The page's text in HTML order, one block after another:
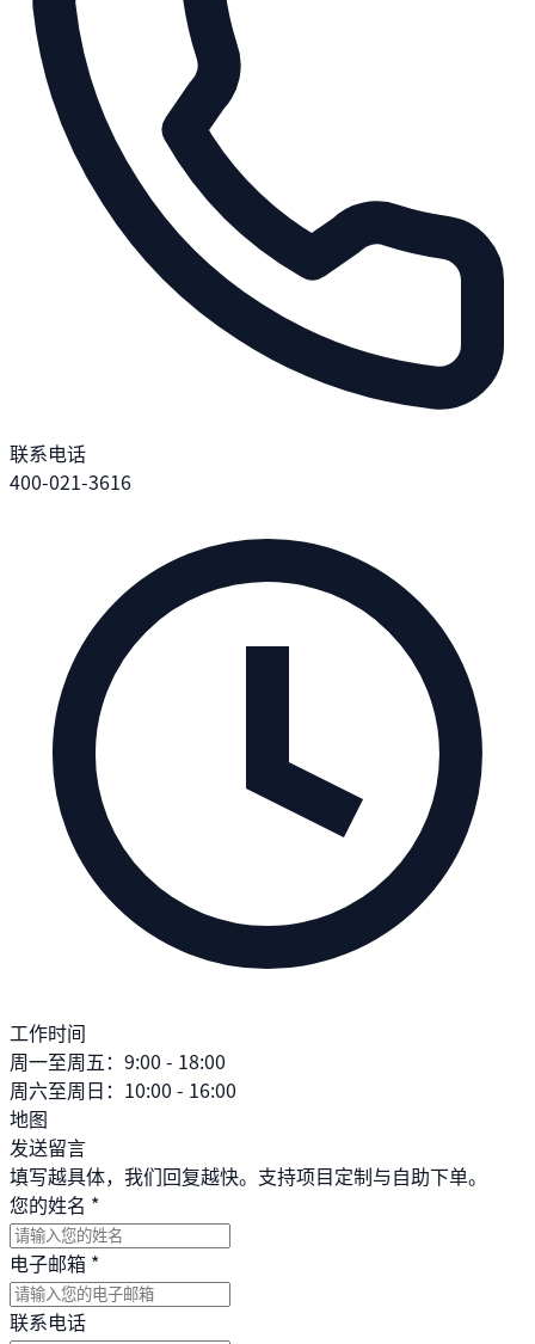
联系电话
400-021-3616
工作时间
周一至周五：9:00 - 18:00
周六至周日：10:00 - 16:00
地图
发送留言
填写越具体，我们回复越快。支持项目定制与自助下单。
您的姓名 *
电子邮箱 *
联系电话